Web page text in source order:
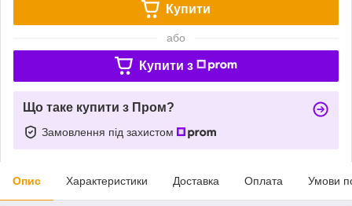
Купити
або
Купити з
Що таке купити з Пром?
Замовлення під захистом
Опис Характеристики Доставка Оплата Умови